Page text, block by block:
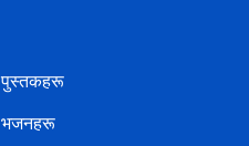
पुस्तकहरू
भजनहरू